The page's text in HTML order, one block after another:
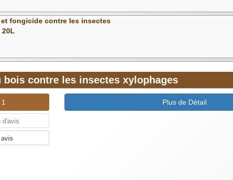
fongicide contre les insectes
20L
contre les insectes xylophages
d'avis
Plus de Détail